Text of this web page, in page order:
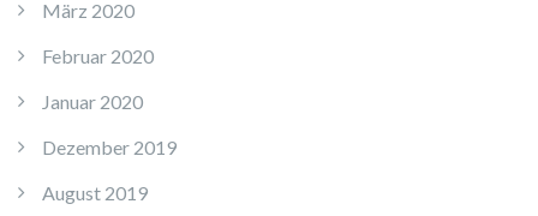
März 2020
Februar 2020
Januar 2020
Dezember 2019
August 2019